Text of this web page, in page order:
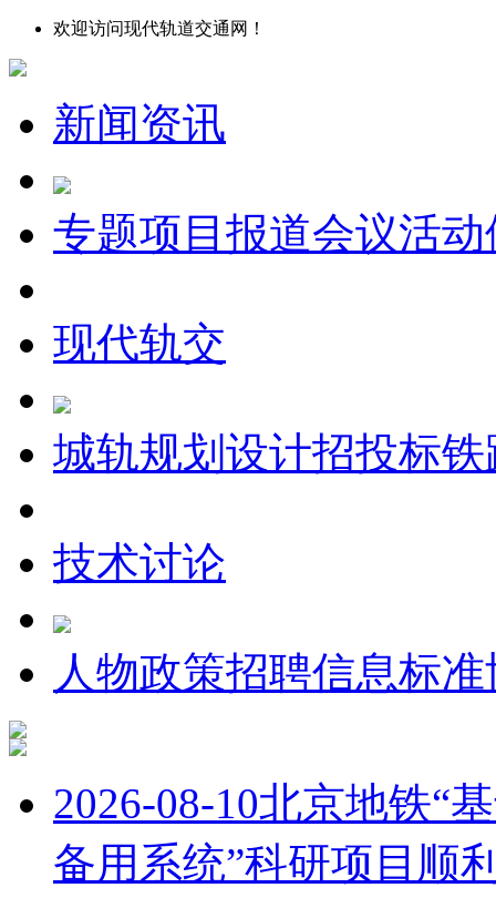
欢迎访问现代轨道交通网！
新闻资讯
专题项目报道会议活动
现代轨交
城轨规划设计招投标铁
技术讨论
人物政策招聘信息标准
2026-08-10北京地铁“
备用系统”科研项目顺